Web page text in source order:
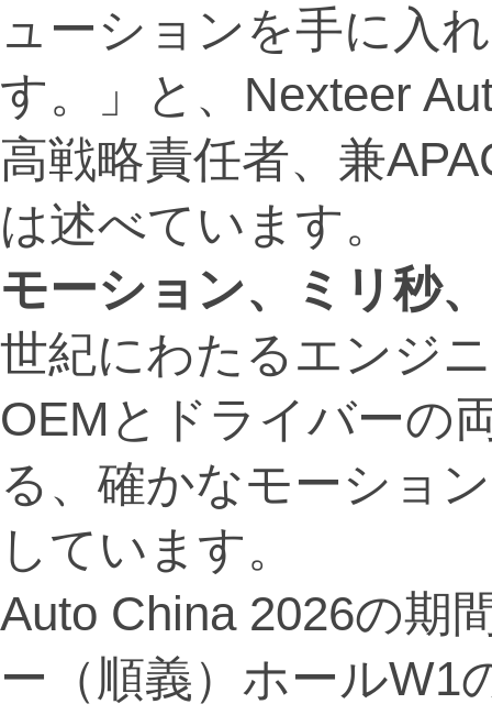
ューションを手に入
す。」と、Nexteer
高戦略責任者、兼
は述べています。
モーション、ミリ秒
世紀にわたるエンジ
OEMとドライバーの
る、確かなモーショ
しています。
Auto China 2026の期
ー（順義）ホールW1